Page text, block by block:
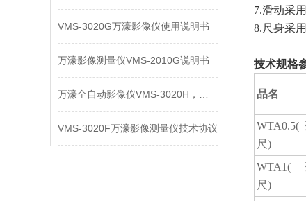
VMS-3020G万濠影像仪使用说明书
万濠影像测量仪VMS-2010G说明书
VMS-3020F万濠影像测量仪技术协议
7.滑动采
8.尺身采
技术规格
品名
WTA0.5(
尺)
WTA1(
尺)